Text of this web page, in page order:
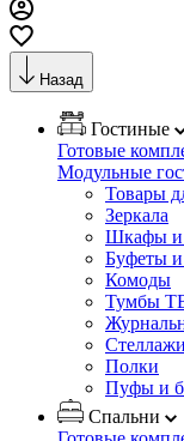
Назад
Гостиные
Готовые
Модульные
Товары
Зеркала
Шкафы и
Буфеты
Комоды
Тумбы
Полки
Пуфы и
Спальни